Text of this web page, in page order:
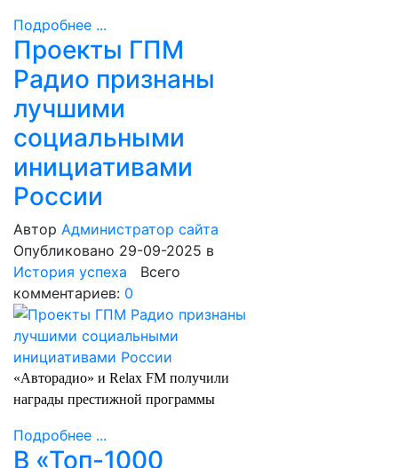
Подробнее ...
Проекты ГПМ
Радио признаны
лучшими
социальными
инициативами
России
Автор Администратор сайта
Опубликовано 29-09-2025 в
История успеха Всего
комментариев: 0
«Авторадио» и Relax FM получили
награды престижной программы
Подробнее ...
В «Топ-1000